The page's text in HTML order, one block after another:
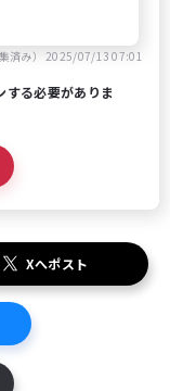
集済み）2025/07/13 07:01
する必要がありま
Xへポスト